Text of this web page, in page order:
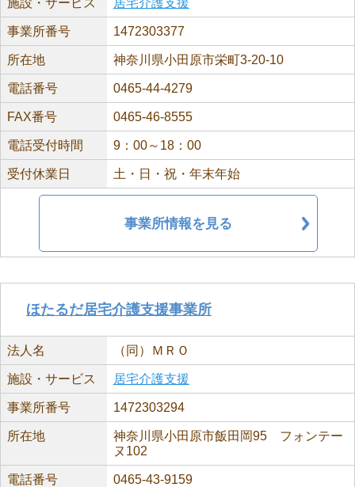
施設・サービス 居宅介護支援
事業所番号 1472303377
所在地 神奈川県小田原市栄町3-20-10
電話番号 0465-44-4279
FAX番号 0465-46-8555
電話受付時間 9：00～18：00
受付休業日 土・日・祝・年末年始
事業所情報を見る
ほたるだ居宅介護支援事業所
法人名 （同）ＭＲＯ
施設・サービス 居宅介護支援
事業所番号 1472303294
所在地
神奈川県小田原市飯田岡95 フォンテー
ヌ102
電話番号 0465-43-9159